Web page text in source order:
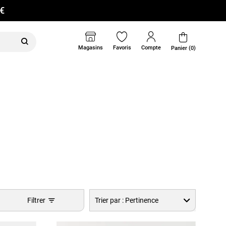
Magasins Favoris Compte Panier (0)
Filtrer Trier par :Pertinence